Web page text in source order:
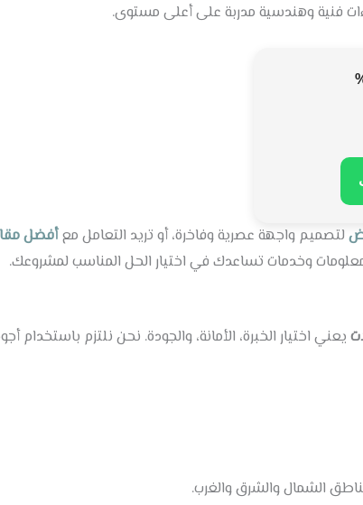
فنية وهندسية مدربة على أعلى مستوى.
لتصميم واجهة عصرية وفاخرة، أو تريد التعامل معأفضل
وخدمات تساعدك في اختيار الحل المناسب لمشروعك.
يعني اختيار الخبرة، الأمانة، والجودة. نحن نلتزم
الشمال والشرق والغرب.